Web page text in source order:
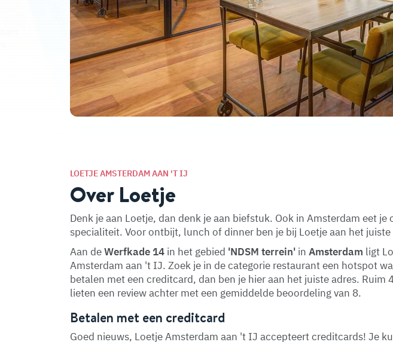
LOETJE AMSTERDAM AAN 'T IJ
Over Loetje
Denk je aan Loetje, dan denk je aan biefstuk. Ook in Amsterdam eet je
specialiteit. Voor ontbijt, lunch of dinner ben je bij Loetje aan het juiste
Aan deWerfkade 14 in het gebied 'NDSM terrein' in Amsterdam ligt
Amsterdam aan 't IJ. Zoek je in de categorie restaurant een hotspot
betalen met een creditcard, dan ben je hier aan het juiste adres. Ruim
lieten een review achter met een gemiddelde beoordeling van 8.
Betalen met een creditcard
Goed nieuws, Loetje Amsterdam aan 't IJ accepteert creditcards! Je